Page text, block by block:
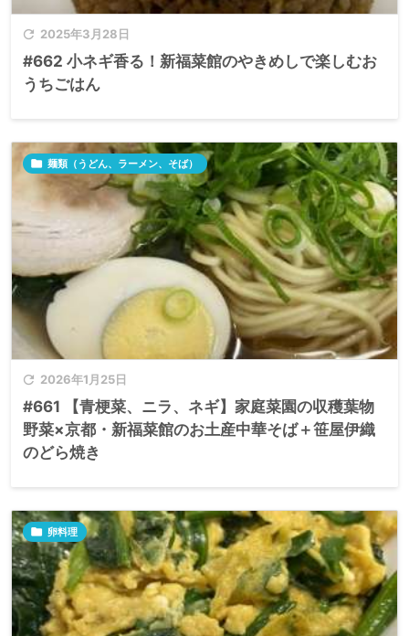
 2025年3月28日
#662 小ネギ香る！新福菜館のやきめしで楽しむお
うちごはん
 2026年1月25日
 麺類（うどん、ラーメン、そば）
#661 【青梗菜、ニラ、ネギ】家庭菜園の収穫葉物
野菜×京都・新福菜館のお土産中華そば＋笹屋伊織
のどら焼き
 卵料理